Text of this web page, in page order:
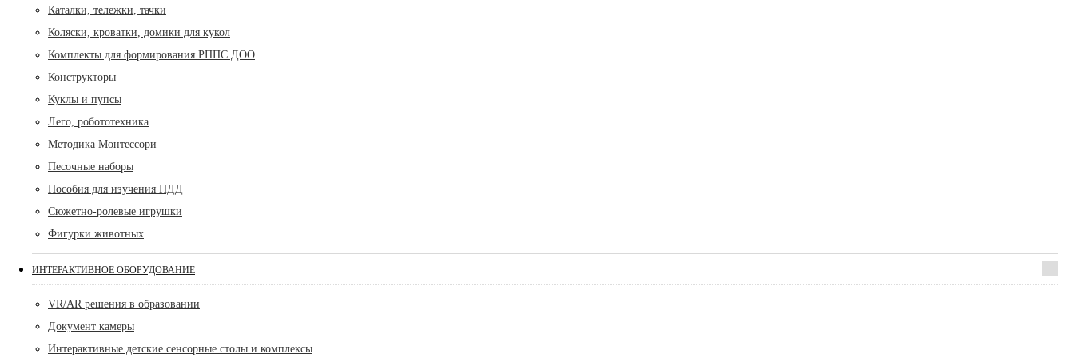
Каталки, тележки, тачки
Коляски, кроватки, домики для кукол
Комплекты для формирования РППС ДОО
Конструкторы
Куклы и пупсы
Лего, робототехника
Методика Монтессори
Песочные наборы
Пособия для изучения ПДД
Сюжетно-ролевые игрушки
Фигурки животных
ИНТЕРАКТИВНОЕ ОБОРУДОВАНИЕ
VR/AR решения в образовании
Документ камеры
Интерактивные детские сенсорные столы и комплексы